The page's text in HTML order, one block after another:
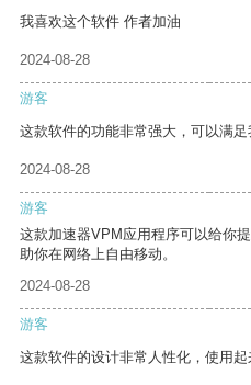
我喜欢这个软件 作者加油
2024-08-28
游客
这款软件的功能非常强大，可以满足
2024-08-28
游客
这款加速器VPM应用程序可以给你
助你在网络上自由移动。
2024-08-28
游客
这款软件的设计非常人性化，使用起